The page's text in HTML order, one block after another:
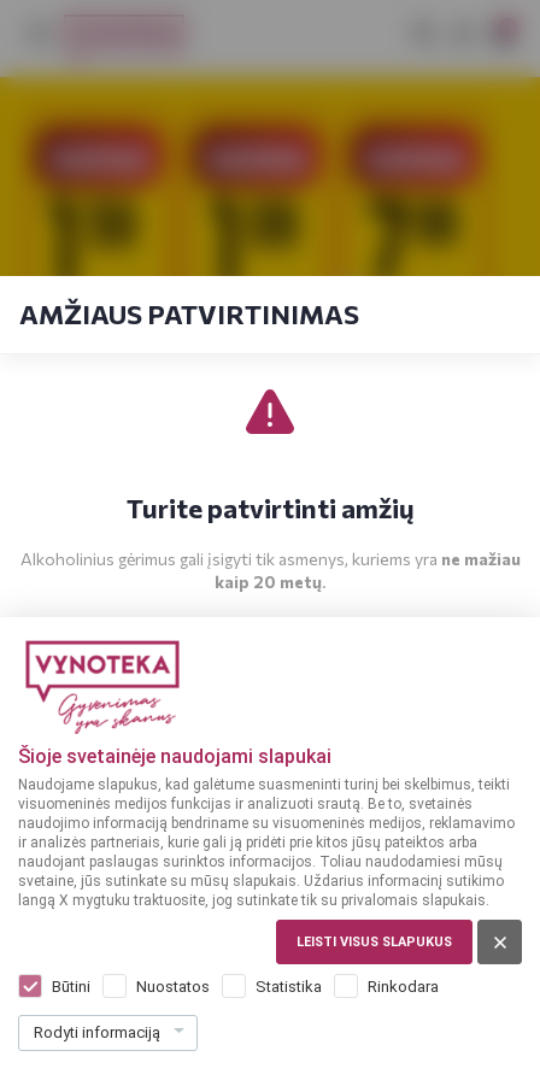
Šioje svetainėje naudojami slapukai
Naudojame slapukus, kad galėtume suasmeninti turinį bei skelbimus, teikti
visuomeninės medijos funkcijas ir analizuoti srautą. Be to, svetainės
naudojimo informaciją bendriname su visuomeninės medijos, reklamavimo
ir analizės partneriais, kurie gali ją pridėti prie kitos jūsų pateiktos arba
naudojant paslaugas surinktos informacijos. Toliau naudodamiesi mūsų
svetaine, jūs sutinkate su mūsų slapukais. Uždarius informacinį sutikimo
langą X mygtuku traktuosite, jog sutinkate tik su privalomais slapukais.
LEISTI VISUS SLAPUKUS
Būtini Nuostatos Statistika Rinkodara
Rodyti informaciją
AMŽIAUS PATVIRTINIMAS
Turite patvirtinti amžių
Alkoholinius gėrimus gali įsigyti tik asmenys, kuriems yra ne mažiau
kaip 20 metų.
GĖRIMAI
Gėrimų leidinys
PERŽIŪRĖTI
Maisto leidinys
PERŽIŪRĖTI